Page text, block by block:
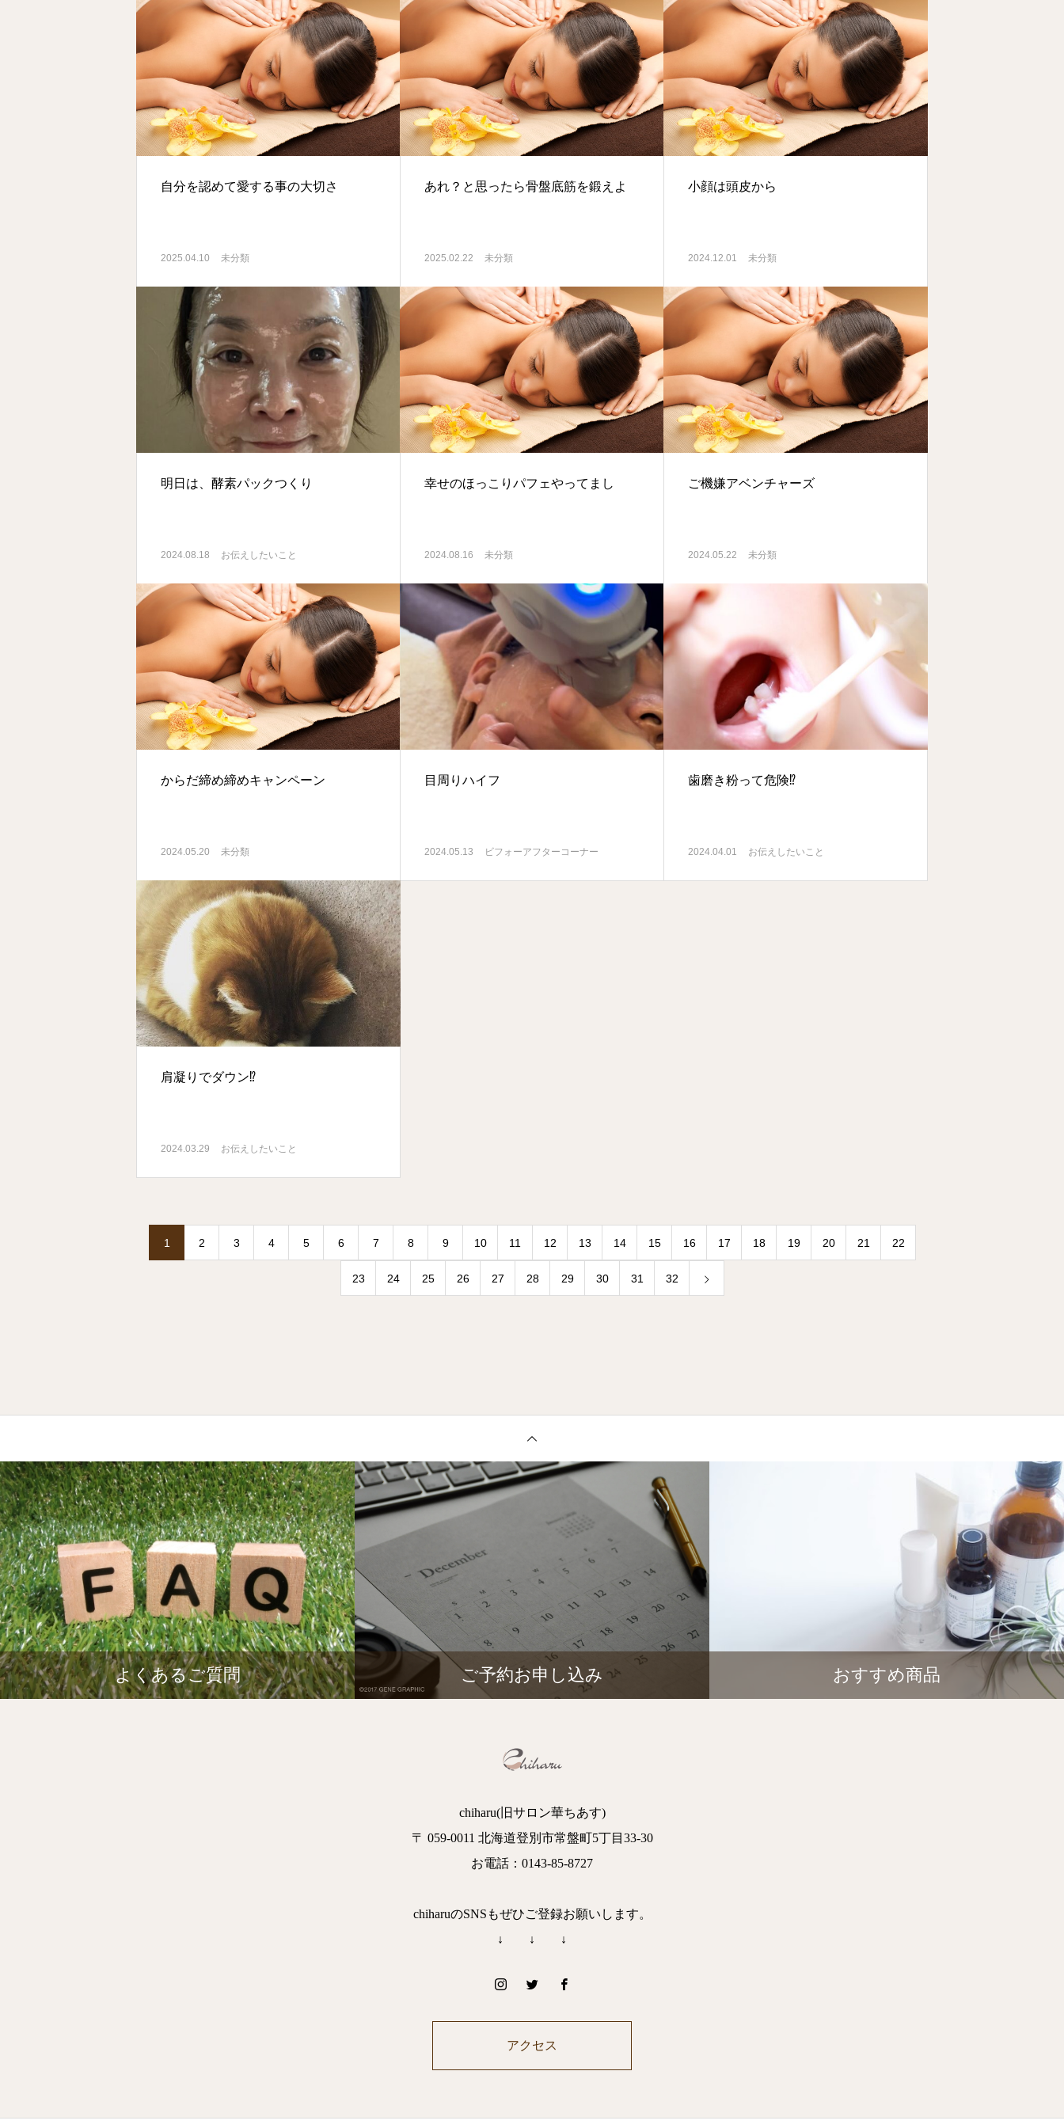
自分を認めて愛する事の大切さ
2025.04.10 未分類
あれ？と思ったら骨盤底筋を鍛えよ
2025.02.22 未分類
小顔は頭皮から
2024.12.01 未分類
明日は、酵素パックつくり
2024.08.18 お伝えしたいこと
幸せのほっこりパフェやってまし
2024.08.16 未分類
ご機嫌アベンチャーズ
2024.05.22 未分類
からだ締め締めキャンペーン
2024.05.20 未分類
目周りハイフ
2024.05.13 ビフォーアフターコーナー
歯磨き粉って危険⁉️
2024.04.01 お伝えしたいこと
肩凝りでダウン⁉️
2024.03.29 お伝えしたいこと
1 2 3 4 5 6 7 8 9 10 11 12 13 14 15 16 17 18 19 20 21 22
23 24 25 26 27 28 29 30 31 32
よくあるご質問 ご予約お申し込み おすすめ商品
chiharu(旧サロン華ちあす)
〒 059-0011 北海道登別市常盤町5丁目33-30
お電話：0143-85-8727
chiharuのSNSもぜひご登録お願いします。
↓ ↓ ↓
アクセス